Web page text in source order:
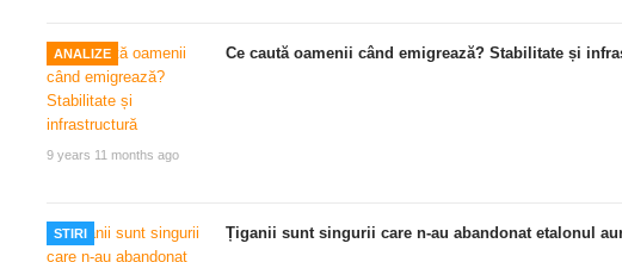
ANALIZE
9 years 11 months ago
Ce caută oamenii când emigrează? Stabilitate și
STIRI Țiganii sunt singurii care n-au abandonat etalonul